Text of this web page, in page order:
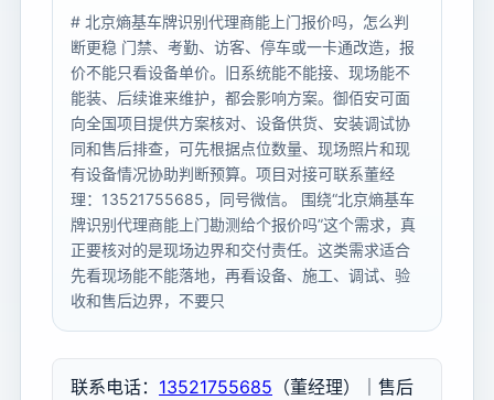
# 北京熵基车牌识别代理商能上门报价吗，怎么判
断更稳 门禁、考勤、访客、停车或一卡通改造，报
价不能只看设备单价。旧系统能不能接、现场能不
能装、后续谁来维护，都会影响方案。御佰安可面
向全国项目提供方案核对、设备供货、安装调试协
同和售后排查，可先根据点位数量、现场照片和现
有设备情况协助判断预算。项目对接可联系董经
理：13521755685，同号微信。 围绕“北京熵基车
牌识别代理商能上门勘测给个报价吗”这个需求，真
正要核对的是现场边界和交付责任。这类需求适合
先看现场能不能落地，再看设备、施工、调试、验
收和售后边界，不要只
联系电话： 13521755685 （董经理）｜售后